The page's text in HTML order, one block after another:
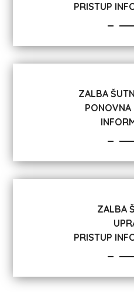
PRISTUP
ZALBA
PONOVNA
ZALBA
PRISTUP